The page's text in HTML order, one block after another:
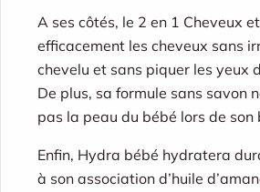
A ses côtés, le 2 en 1 Cheveux
efficacement les cheveux sans
chevelu et sans piquer les yeux
De plus, sa formule sans savon
pas la peau du bébé lors de son
Enfin, Hydra bébé hydratera
à son association d’huile